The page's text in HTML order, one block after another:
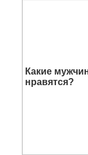
Какие
нравятся?